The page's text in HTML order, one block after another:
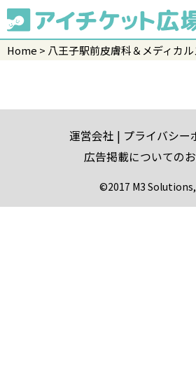
Home 八王子駅前皮膚科＆メディカ
運営会社
プライバシー
広告掲載についての
©2017 M3